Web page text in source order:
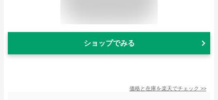
ショップでみる
価格と在庫を楽天でチェック >>